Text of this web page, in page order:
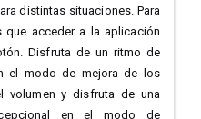
distintas situaciones. Para
acceder a la aplicación
Disfruta de un ritmo de
el modo de mejora de los
volumen y disfruta de una
en el modo de